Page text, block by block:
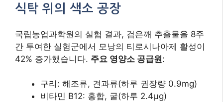
식탁 위의 색소 공장
국립농업과학원의 실험 결과, 검은깨 추출물을 8주
간 투여한 실험군에서 모낭의 티로시나아제 활성이
42% 증가했습니다. 주요 영양소 공급원:
구리: 해조류, 견과류(하루 권장량 0.9mg)
비타민 B12: 홍합, 굴(하루 2.4μg)